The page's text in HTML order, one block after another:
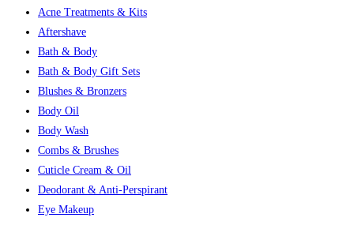
Acne Treatments & Kits
Aftershave
Bath & Body
Bath & Body Gift Sets
Blushes & Bronzers
Body Oil
Body Wash
Combs & Brushes
Cuticle Cream & Oil
Deodorant & Anti-Perspirant
Eye Makeup